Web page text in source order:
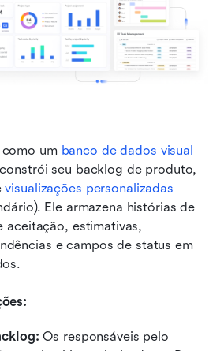
um banco de dados visual
seu backlog de produto,
visualizações personalizadas
Ele armazena histórias de
aceitação, estimativas,
e campos de status em
Os responsáveis pelo